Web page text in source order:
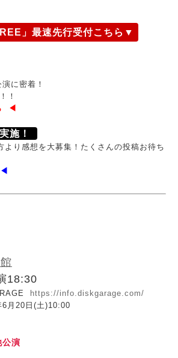
」最速先行受付こちら▼
に密着！
！
◀
施！
より感想を大募集！たくさんの投稿お待ち
18:30
https://info.diskgarage.com/
月20日(土)10:00
演